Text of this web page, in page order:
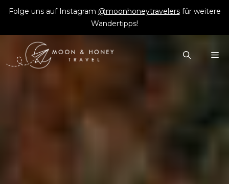
Zum
springen
Folge uns auf Instagram @moonhoneytravelersfür weitere
Wandertipps!